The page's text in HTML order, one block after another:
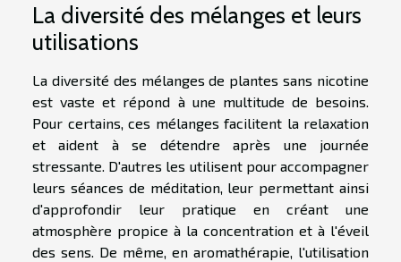
La diversité des mélanges et leurs
utilisations
La diversité des mélanges de plantes sans nicotine
est vaste et répond à une multitude de besoins.
Pour certains, ces mélanges facilitent la relaxation
et aident à se détendre après une journée
stressante. D'autres les utilisent pour accompagner
leurs séances de méditation, leur permettant ainsi
d'approfondir leur pratique en créant une
atmosphère propice à la concentration et à l'éveil
des sens. De même, en aromathérapie, l'utilisation